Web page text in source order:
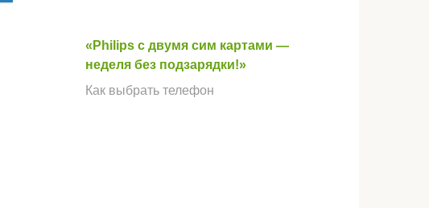
«Philips с двумя сим картами —
неделя без подзарядки!»
Как выбрать телефон